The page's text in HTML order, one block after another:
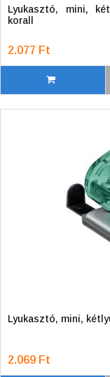
Lyukasztó, mini,
korall
2.077 Ft
Lyukasztó, mini,
2.069 Ft